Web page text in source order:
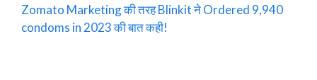
Zomato Marketing की तरह Blinkit ने Ordered 9,940
condoms in 2023 की बात कही!